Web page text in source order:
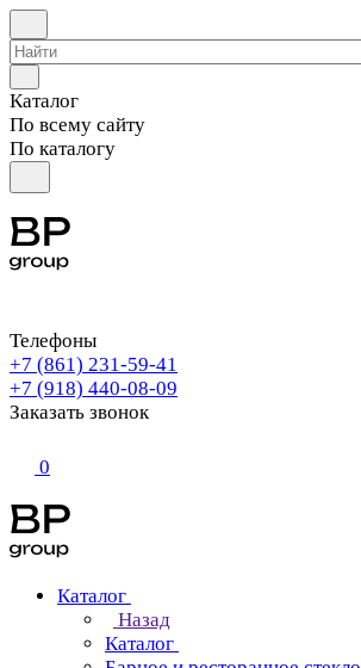
Каталог
По всему сайту
По каталогу
Телефоны
+7 (861) 231-59-41
+7 (918) 440-08-09
Заказать звонок
0
Каталог
Назад
Каталог